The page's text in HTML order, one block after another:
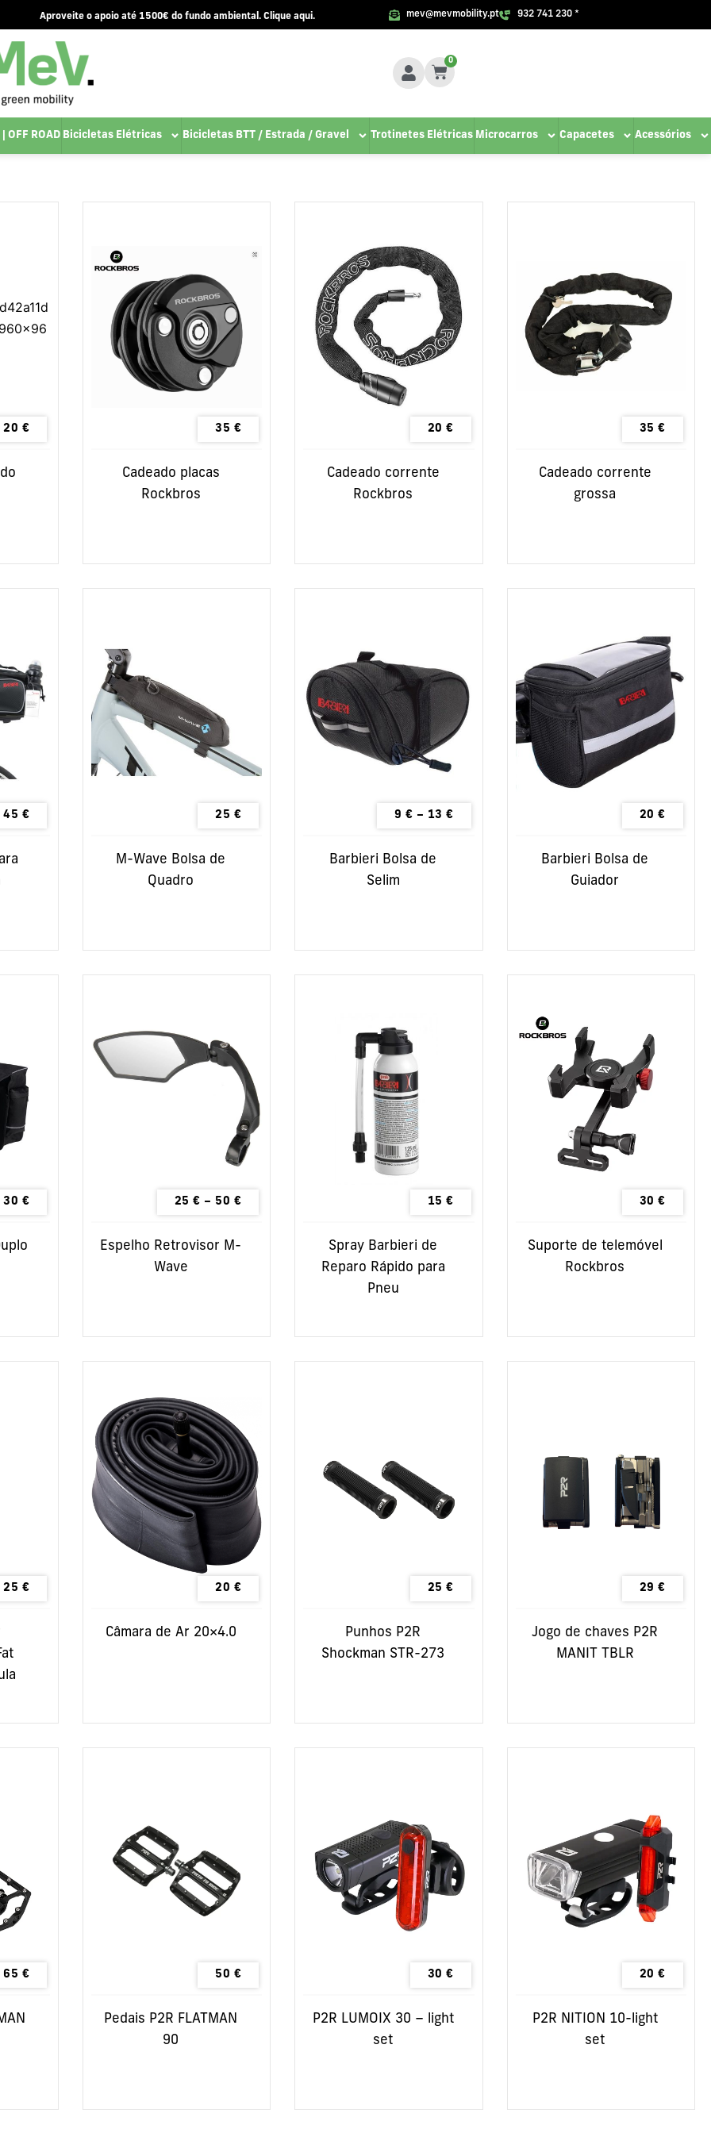
Aproveite o apoio até 1500€ do fundo ambiental. Clique aqui. mev@mevmobility.pt 932 741 230 *
0
| OFF ROAD Bicicletas Elétricas Bicicletas BTT / Estrada / Gravel Trotinetes Elétricas Microcarros Capacetes Acessórios
20 € 35 €
Cadeado placas
Rockbros
20€
Cadeado corrente
Rockbros
35€
Cadeado corrente
grossa
45 € 25 €
M-Wave Bolsa de
Quadro
9 € – 13€
Barbieri Bolsa de
Selim
20€
Barbieri Bolsa de
Guiador
30 € 25€ – 50 €
Espelho Retrovisor M-
Wave
15€
Spray Barbieri de
Reparo Rápido para
Pneu
30€
Suporte de telemóvel
Rockbros
25 € 20 €
Câmara de Ar 20×4.0
25€
Punhos P2R
Shockman STR-273
29€
Jogo de chaves P2R
MANIT TBLR
65 € 50 €
Pedais P2R FLATMAN
90
30€
P2R LUMOIX 30 – light
set
20€
P2R NITION 10-light
set